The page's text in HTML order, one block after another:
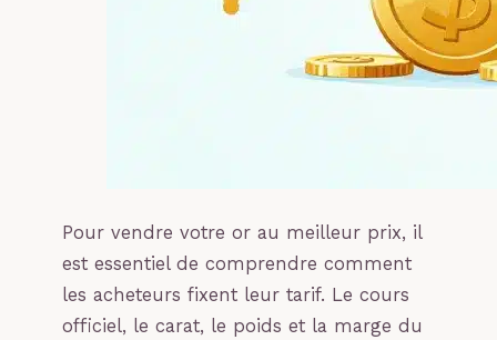
Pour vendre votre or au meilleur prix, il
est essentiel de comprendre comment
les acheteurs fixent leur tarif. Le cours
officiel, le carat, le poids et la marge du